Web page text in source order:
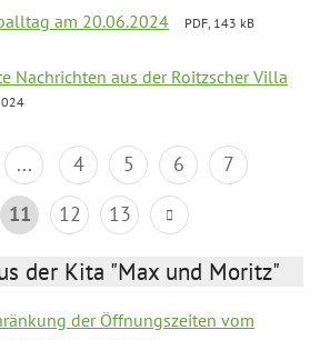
am 20.06.2024
PDF, 143 kB
Nachrichten aus der Roitzscher Villa
... 4 5 6
7
11 12 13
der Kita "Max und Moritz"
der Öffnungszeiten vom